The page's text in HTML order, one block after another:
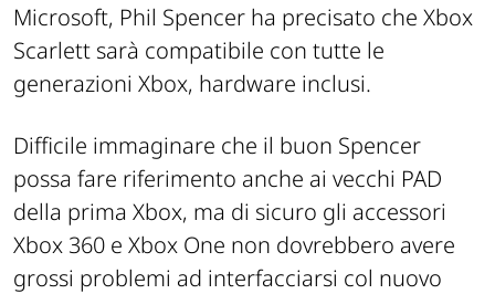
Microsoft, Phil Spencer ha precisato che Xbox
Scarlett sarà compatibile con tutte le
generazioni Xbox, hardware inclusi.
Difficile immaginare che il buon Spencer
possa fare riferimento anche ai vecchi PAD
della prima Xbox, ma di sicuro gli accessori
Xbox 360 e Xbox One non dovrebbero avere
grossi problemi ad interfacciarsi col nuovo